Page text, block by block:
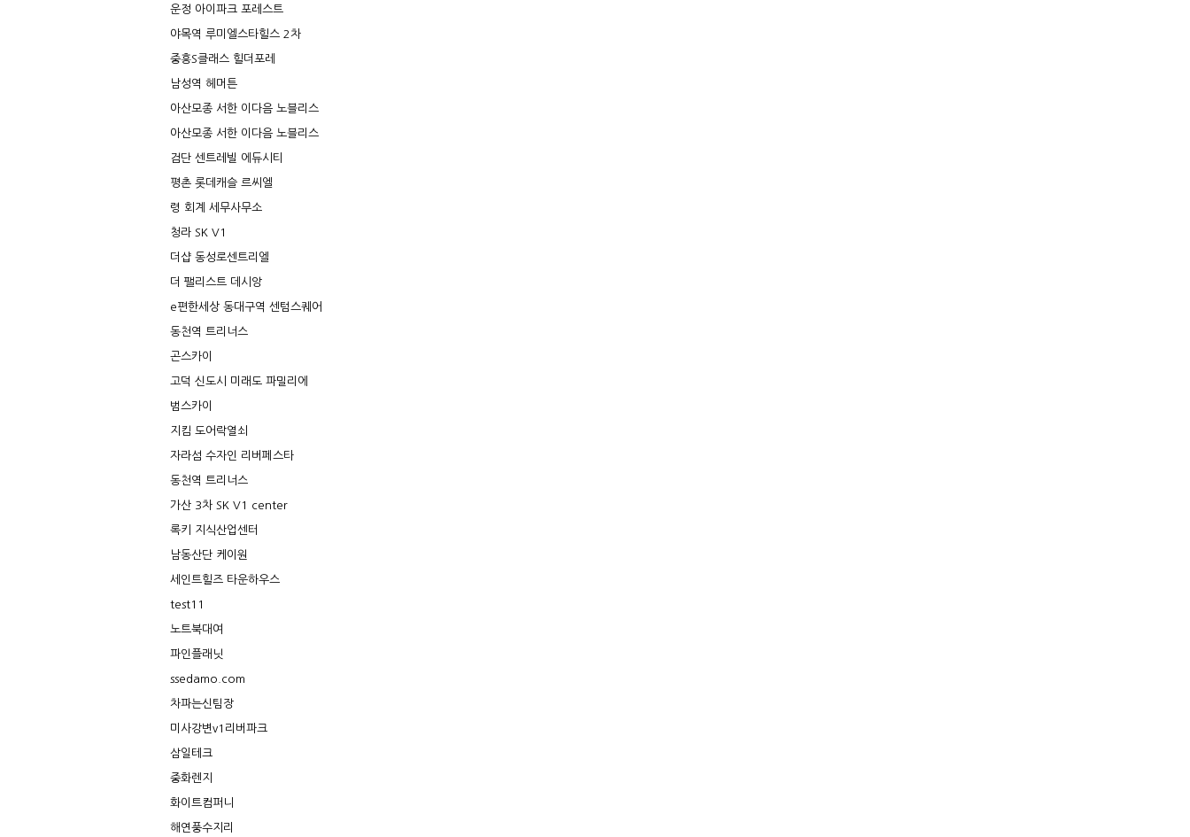
운정 아이파크 포레스트
야목역 루미엘스타힐스 2차
중흥S클래스 힐더포레
남성역 헤머튼
아산모종 서한 이다음 노블리스
아산모종 서한 이다음 노블리스
검단 센트레빌 에듀시티
평촌 롯데캐슬 르씨엘
령 회계 세무사무소
청라 SK V1
더샵 동성로센트리엘
더 팰리스트 데시앙
e편한세상 동대구역 센텀스퀘어
동천역 트리너스
곤스카이
고덕 신도시 미래도 파밀리에
범스카이
지킴 도어락열쇠
자라섬 수자인 리버페스타
동천역 트리너스
가산 3차 SK V1 center
록키 지식산업센터
남동산단 케이원
세인트힐즈 타운하우스
test11
노트북대여
파인플래닛
ssedamo.com
차파는신팀장
미사강변v1리버파크
삼일테크
중화렌지
화이트컴퍼니
해연풍수지리